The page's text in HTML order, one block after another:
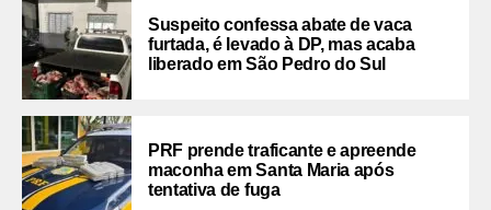
Suspeito confessa abate de vaca
furtada, é levado à DP, mas acaba
liberado em São Pedro do Sul
PRF prende traficante e apreende
maconha em Santa Maria após
tentativa de fuga